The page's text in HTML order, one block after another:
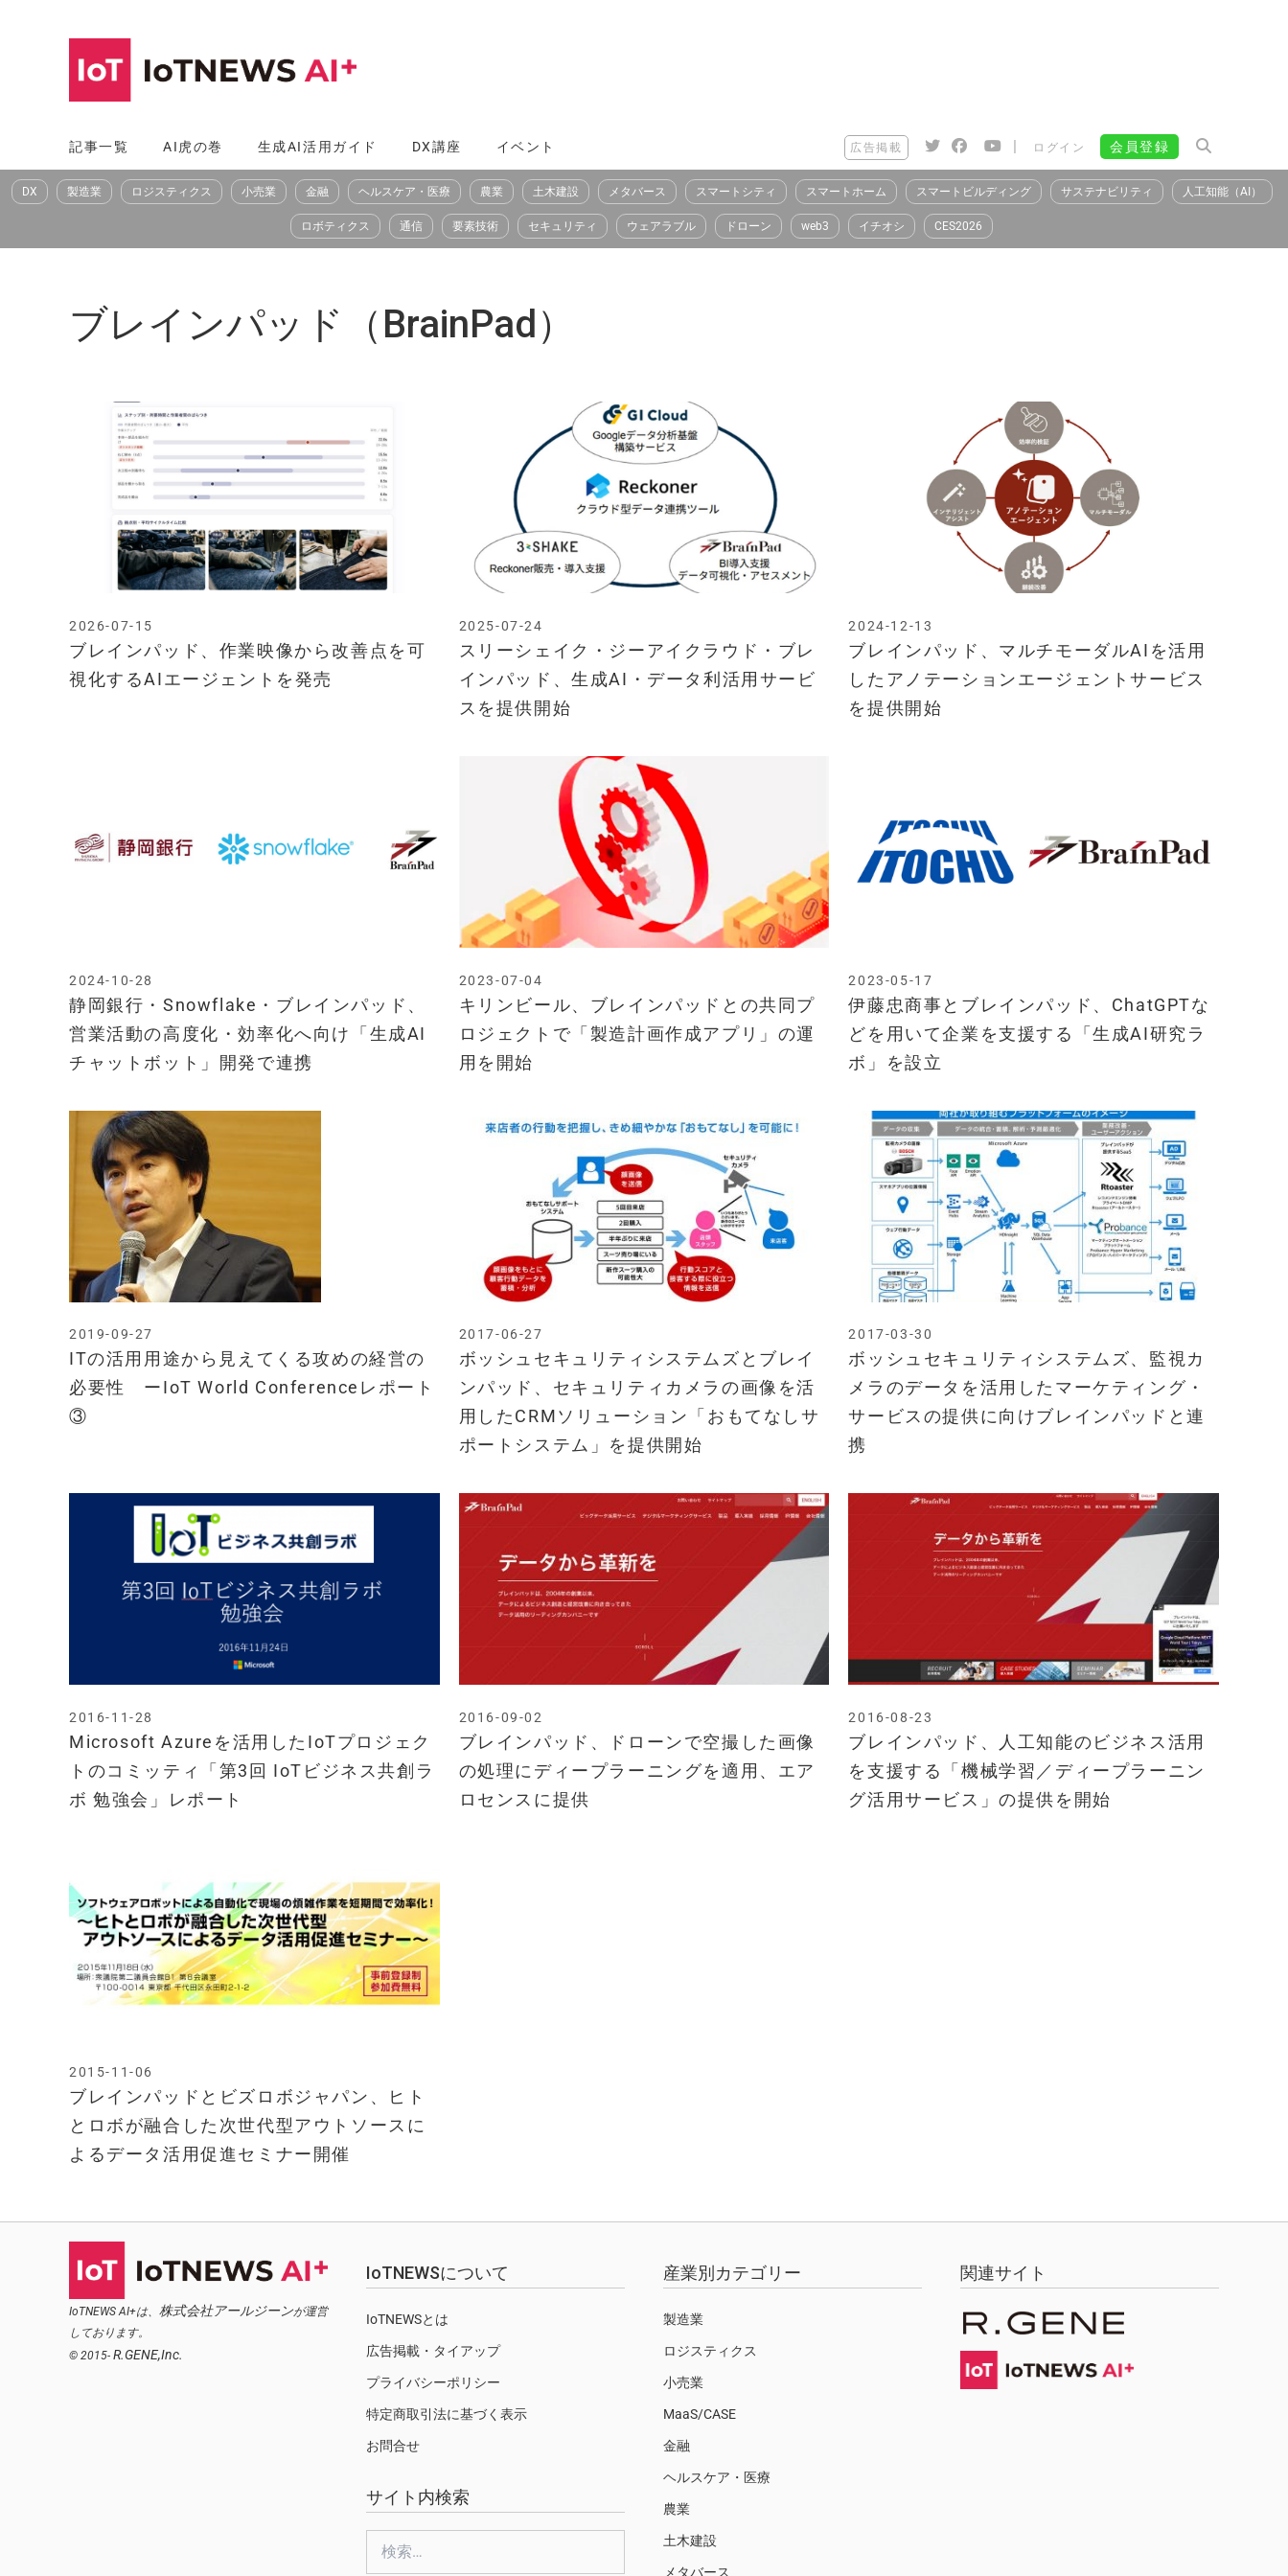
へ
ス
記事一覧 AI虎の巻 生成AI活用ガイド DX講座 イベント 広告掲載 | ログイン 会員登録
DX 製造業 ロジスティクス 小売業 金融 ヘルスケア・医療 農業 土木建設 メタバース スマートシティ スマートホーム スマートビルディング サステナビリティ 人工知能（AI）
ロボティクス 通信 要素技術 セキュリティ ウェアラブル ドローン web3 イチオシ CES2026
ブレインパッド（BrainPad）
ブレインパッド、作業映像から改善点を可
視化するAIエージェントを発売
2026-07-15
スリーシェイク・ジーアイクラウド・ブレ
インパッド、生成AI・データ利活用サービ
スを提供開始
2025-07-24
ブレインパッド、マルチモーダルAIを活用
したアノテーションエージェントサービス
を提供開始
2024-12-13
静岡銀行・Snowflake・ブレインパッド、
営業活動の高度化・効率化へ向け「生成AI
チャットボット」開発で連携
2024-10-28
キリンビール、ブレインパッドとの共同プ
ロジェクトで「製造計画作成アプリ」の運
用を開始
2023-07-04
伊藤忠商事とブレインパッド、ChatGPTな
どを用いて企業を支援する「生成AI研究ラ
ボ」を設立
2023-05-17
ITの活用用途から見えてくる攻めの経営の
必要性 ーIoT World Conferenceレポート
③
2019-09-27
ボッシュセキュリティシステムズとブレイ
ンパッド、セキュリティカメラの画像を活
用したCRMソリューション「おもてなしサ
ポートシステム」を提供開始
2017-06-27
ボッシュセキュリティシステムズ、監視カ
メラのデータを活用したマーケティング・
サービスの提供に向けブレインパッドと連
携
2017-03-30
Microsoft Azureを活用したIoTプロジェク
トのコミッティ「第3回 IoTビジネス共創ラ
ボ 勉強会」レポート
2016-11-28
ブレインパッド、ドローンで空撮した画像
の処理にディープラーニングを適用、エア
ロセンスに提供
2016-09-02
ブレインパッド、人工知能のビジネス活用
を支援する「機械学習／ディープラーニン
グ活用サービス」の提供を開始
2016-08-23
ブレインパッドとビズロボジャパン、ヒト
とロボが融合した次世代型アウトソースに
よるデータ活用促進セミナー開催
2015-11-06
IoTNEWS AI+は、 株式会社アールジーンが運営
しております。
© 2015- R.GENE,Inc.
IoTNEWSについて
IoTNEWSとは
広告掲載・タイアップ
プライバシーポリシー
特定商取引法に基づく表示
お問合せ
サイト内検索
索:
産業別カテゴリー
製造業
ロジスティクス
小売業
MaaS/CASE
金融
ヘルスケア・医療
農業
土木建設
メタバース
関連サイト